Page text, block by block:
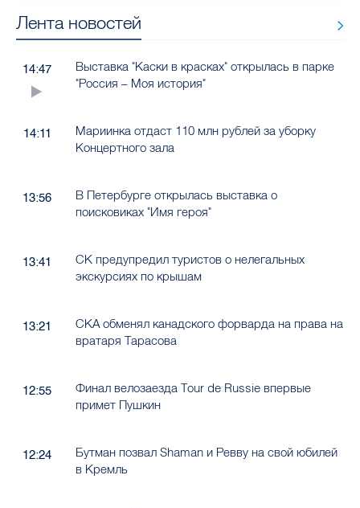
Лента новостей
14:47
Выставка "Каски в красках" открылась в парке
"Россия – Моя история"
14:11
Мариинка отдаст 110 млн рублей за уборку
Концертного зала
13:56
В Петербурге открылась выставка о
поисковиках "Имя героя"
13:41
СК предупредил туристов о нелегальных
экскурсиях по крышам
13:21
СКА обменял канадского форварда на права на
вратаря Тарасова
12:55
Финал велозаезда Tour de Russie впервые
примет Пушкин
12:24
Бутман позвал Shaman и Ревву на свой юбилей
в Кремль